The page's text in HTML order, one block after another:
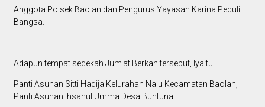
Anggota Polsek Baolan dan Pengurus Yayasan Karina Peduli
Bangsa.
Adapun tempat sedekah Jum'at Berkah tersebut, lyaitu
Panti Asuhan Sitti Hadija Kelurahan Nalu Kecamatan Baolan,
Panti Asuhan Ihsanul Umma Desa Buntuna.